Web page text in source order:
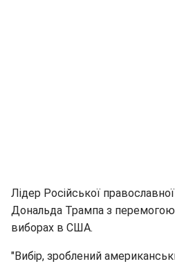
Лідер Російської
Дональда Трампа з
виборах в США.
"Вибір, зроблений